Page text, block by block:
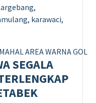
karawaci,
SEGALA